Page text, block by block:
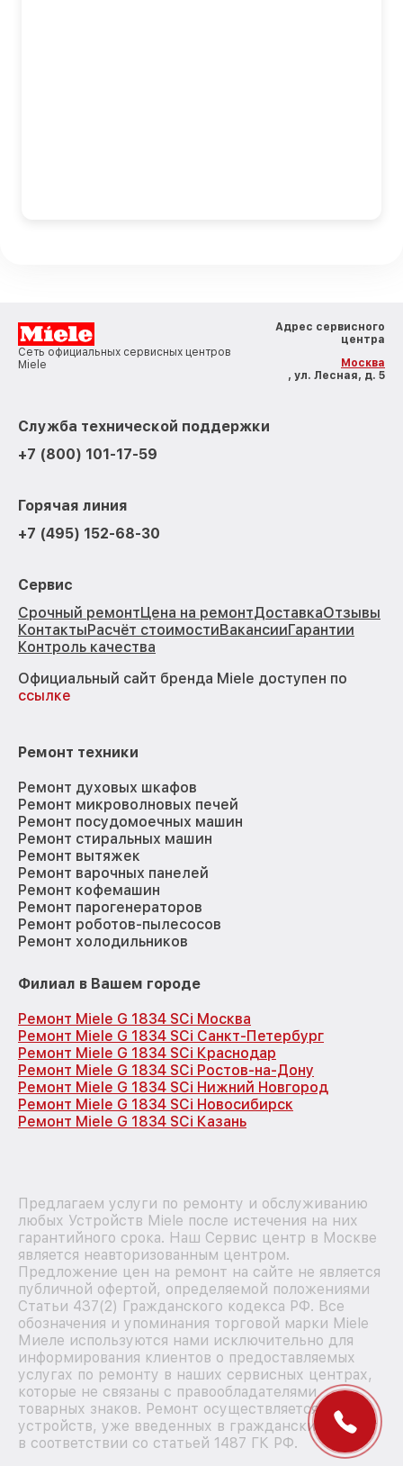
Сеть официальных сервисных центров
Miele
Адрес сервисного
центра
Москва
, ул. Лесная, д. 5
Служба технической поддержки
+7 (800) 101-17-59
Горячая линия
+7 (495) 152-68-30
Сервис
Срочный ремонтЦена на ремонтДоставкаОтзывы
КонтактыРасчёт стоимостиВакансииГарантии
Контроль качества
Официальный сайт бренда Miele доступен по
ссылке
Ремонт техники
Ремонт духовых шкафов
Ремонт микроволновых печей
Ремонт посудомоечных машин
Ремонт стиральных машин
Ремонт вытяжек
Ремонт варочных панелей
Ремонт кофемашин
Ремонт парогенераторов
Ремонт роботов-пылесосов
Ремонт холодильников
Филиал в Вашем городе
Ремонт Miele G 1834 SCi Москва
Ремонт Miele G 1834 SCi Санкт-Петербург
Ремонт Miele G 1834 SCi Краснодар
Ремонт Miele G 1834 SCi Ростов-на-Дону
Ремонт Miele G 1834 SCi Нижний Новгород
Ремонт Miele G 1834 SCi Новосибирск
Ремонт Miele G 1834 SCi Казань
Предлагаем услуги по ремонту и обслуживанию
любых Устройств Miele после истечения на них
гарантийного срока. Наш Сервис центр в Москве
является неавторизованным центром.
Предложение цен на ремонт на сайте не является
публичной офертой, определяемой положениями
Статьи 437(2) Гражданского кодекса РФ. Все
обозначения и упоминания торговой марки Miele
Миеле используются нами исключительно для
информирования клиентов о предоставляемых
услугах по ремонту в наших сервисных центрах,
которые не связаны с правообладателями
товарных знаков. Ремонт осуществляется для
устройств, уже введенных в гражданский оборот
в соответствии со статьей 1487 ГК РФ.